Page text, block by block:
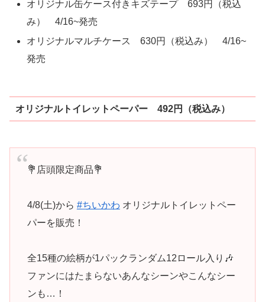
オリジナル缶ケース付きキズテープ 693円（税込
み） 4/16~発売
オリジナルマルチケース 630円（税込み） 4/16~
発売
オリジナルトイレットペーパー 492円（税込み）
💐店頭限定商品💐
4/8(土)から #ちいかわ オリジナルトイレットペー
パーを販売！
全15種の絵柄が1パックランダム12ロール入り🎶
ファンにはたまらないあんなシーンやこんなシー
ンも…！